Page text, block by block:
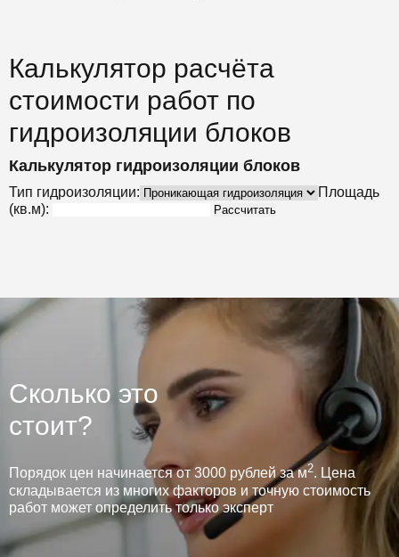
Калькулятор расчёта
стоимости работ по
гидроизоляции блоков
Калькулятор гидроизоляции блоков
Тип гидроизоляции:
Площадь
(кв.м):
Рассчитать
Сколько это
стоит?
Порядок цен начинается от 3000 рублей за м2. Цена
складывается из многих факторов и точную стоимость
работ может определить только эксперт